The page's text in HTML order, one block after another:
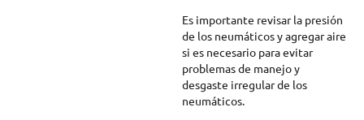
Es importante revisar la presión
de los neumáticos y agregar aire
si es necesario para evitar
problemas de manejo y
desgaste irregular de los
neumáticos.